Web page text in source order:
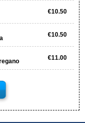
€10.50
€10.50
€11.00